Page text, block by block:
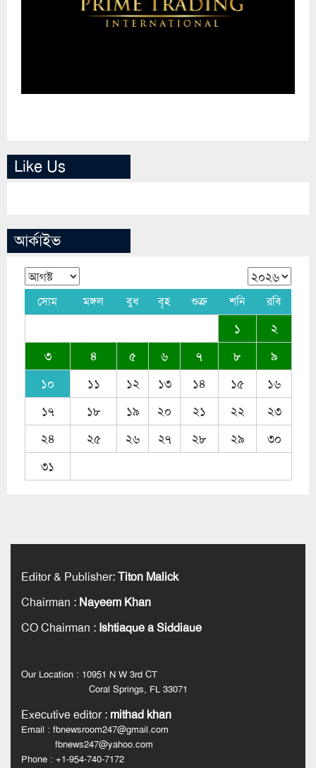
Like Us
আর্কাইভ
সোম মঙ্গল বুধ বৃহ শুক্র শনি রবি
১
২
৩
৪ ৫ ৬ ৭ ৮
৯
১০
১১ ১২ ১৩ ১৪ ১৫
১৬
১৭
১৮ ১৯ ২০ ২১ ২২
২৩
২৪
২৫ ২৬ ২৭ ২৮ ২৯
৩০
৩১
Editor & Publisher:Titon Malick
Chairman : Nayeem Khan
CO Chairman : Ishtiaque a Siddiaue
Our Location : 10951 N W 3rd CT
Coral Springs, FL 33071
Executive editor: mithad khan
Email : fbnewsroom247@gmail.com
fbnews247@yahoo.com
Phone : +1-954-740-7172